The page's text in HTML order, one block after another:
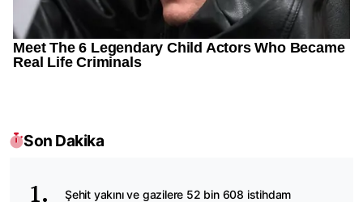
Son Dakika
Şehit yakını ve gazilere 52 bin 608 istihdam